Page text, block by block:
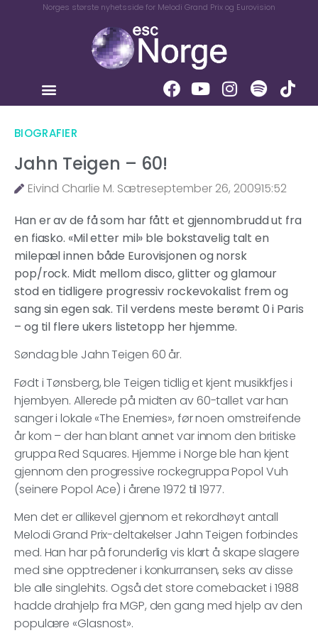
Norges største nyhetsside for Melodi Grand Prix og Eurovision
BIOGRAFIER
Jahn Teigen – 60!
Eivind Charlie M. Sætreseptember 26, 200915:52
Han er av de få som har fått et gjennombrudd ut fra
en fiasko. «Mil etter mil» ble bokstavelig talt en
milepæl innen både Eurovisjonen og norsk
pop/rock. Midt mellom disco, glitter og glamour
stod en tidligere progressiv rockevokalist frem og
sang sin egen sak. Til verdens meste berømt 0 i Paris
– og til flere ukers listetopp her hjemme.
Søndag ble Jahn Teigen 60 år.
Født i Tønsberg, ble Teigen tidlig et kjent musikkfjes i
hjembyen. Allerede på midten av 60-tallet var han
sanger i lokale «The Enemies», før noen omstreifende
år kom – der han blant annet var innom den britiske
gruppa Red Squares. Hjemme i Norge ble han kjent
gjennom den progressive rockegruppa Popol Vuh
(seinere Popol Ace) i årene 1972 til 1977.
Men det er allikevel gjennom et rekordhøyt antall
Melodi Grand Prix-deltakelser Jahn Teigen forbindes
med. Han har på forunderlig vis klart å skape slagere
med sine opptredener i konkurransen, seks av disse
ble alle singlehits. Også det store comebacket i 1988
hadde drahjelp fra MGP, den gang med hjelp av den
populære «Glasnost».